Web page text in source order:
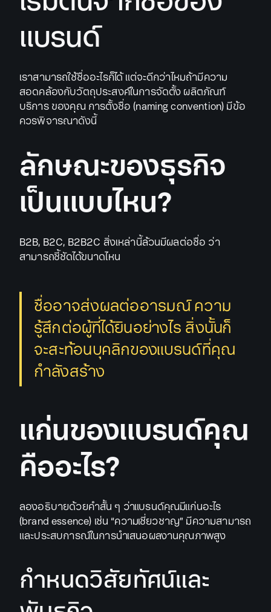
แบรนด์
เราสามารถใช้ชื่ออะไรก็ได้ แต่จะดีกว่าไหมถ้ามีความ
สอดคล้องกับวัตถุประสงค์ในการจัดตั้ง ผลิตภัณฑ์
บริการ ของคุณ การตั้งชื่อ (naming convention) มีข้อ
ควรพิจารณาดังนี้
ลักษณะของธุรกิจ
เป็นแบบไหน?
B2B, B2C, B2B2C สิ่งเหล่านี้ล้วนมีผลต่อชื่อ ว่า
สามารถชี้ชัดได้ขนาดไหน
ชื่ออาจส่งผลต่ออารมณ์ ความ
รู้สึกต่อผู้ที่ได้ยินอย่างไร สิ่งนั้นก็
จะสะท้อนบุคลิกของแบรนด์ที่คุณ
กำลังสร้าง
แก่นของแบรนด์คุณ
คืออะไร?
ลองอธิบายด้วยคำสั้น ๆ ว่าแบรนด์คุณมีแก่นอะไร
(brand essence) เช่น “ความเชี่ยวชาญ” มีความสามารถ
และประสบการณ์ในการนำเสนอผลงานคุณภาพสูง
กำหนดวิสัยทัศน์และ